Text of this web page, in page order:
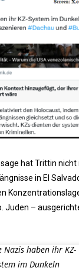
hat Trittin
in El
Juden –
Nazis haben ihr KZ-
im Dunkeln